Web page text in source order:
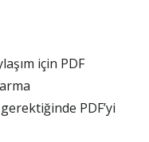
için PDF
PDF’yi